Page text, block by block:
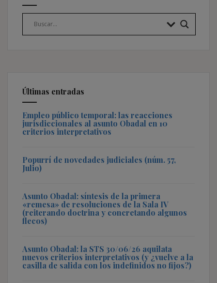
Últimas entradas
Empleo público temporal: las reacciones
jurisdiccionales al asunto Obadal en 10
criterios interpretativos
Popurrí de novedades judiciales (núm. 57,
Julio)
Asunto Obadal: síntesis de la primera
«remesa» de resoluciones de la Sala IV
(reiterando doctrina y concretando algunos
flecos)
Asunto Obadal: la STS 30/06/26 aquilata
nuevos criterios interpretativos (y ¿vuelve a la
casilla de salida con los indefinidos no fijos?)